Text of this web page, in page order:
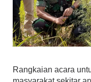
Rangkaian acara